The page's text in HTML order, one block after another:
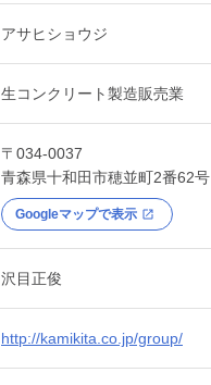
アサヒショウジ
生コンクリート製造販売業
〒034-0037
青森県十和田市穂並町2番62号
Googleマップで表示
沢目正俊
http://kamikita.co.jp/group/